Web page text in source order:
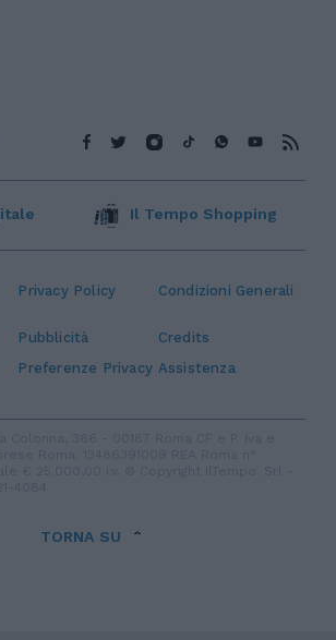
Privacy Policy Condizioni Generali
Pubblicità
Credits
Preferenze Privacy Assistenza
Il Tempo Shopping
TORNA SU